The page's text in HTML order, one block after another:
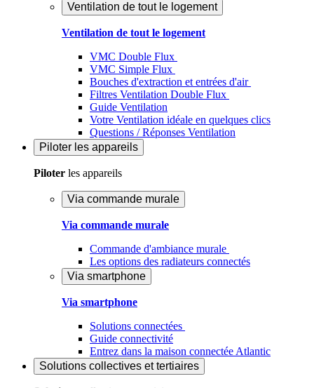
Ventilation de tout le logement
Ventilation de tout le logement
VMC Double Flux
VMC Simple Flux
Bouches d'extraction et entrées d'air
Filtres Ventilation Double Flux
Guide Ventilation
Votre Ventilation idéale en quelques clics
Questions / Réponses Ventilation
Piloter les appareils
Piloter les appareils
Via commande murale
Via commande murale
Commande d'ambiance murale
Les options des radiateurs connectés
Via smartphone
Via smartphone
Solutions connectées
Guide connectivité
Entrez dans la maison connectée Atlantic
Solutions collectives et tertiaires